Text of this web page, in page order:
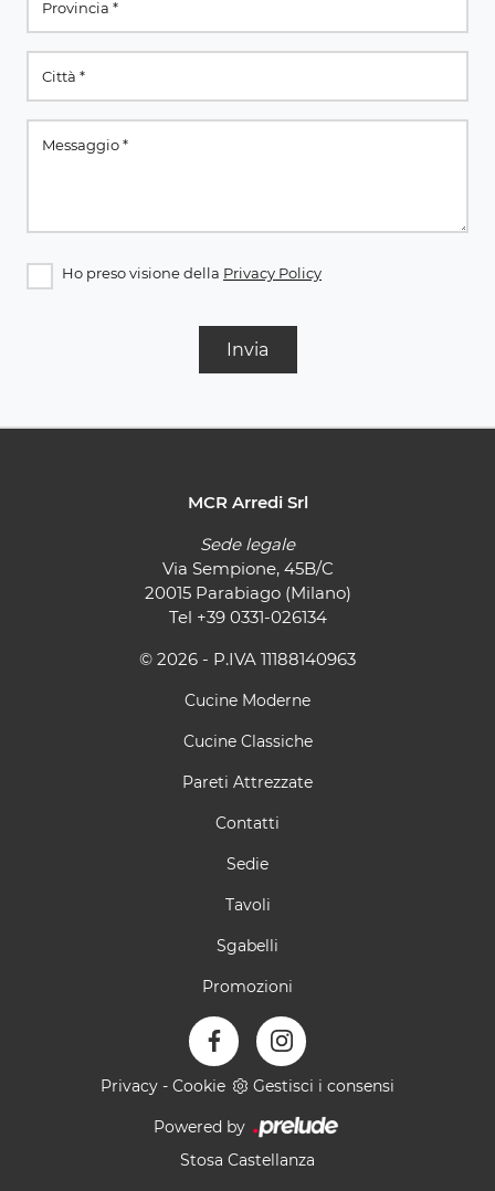
Ho preso visione della Privacy Policy
Invia
MCR Arredi Srl
Sede legale
Via Sempione, 45B/C
20015 Parabiago (Milano)
Tel +39 0331-026134
© 2026 - P.IVA 11188140963
Cucine Moderne
Cucine Classiche
Pareti Attrezzate
Contatti
Sedie
Tavoli
Sgabelli
Promozioni
Privacy - Cookie Gestisci i consensi
Powered by
Stosa Castellanza